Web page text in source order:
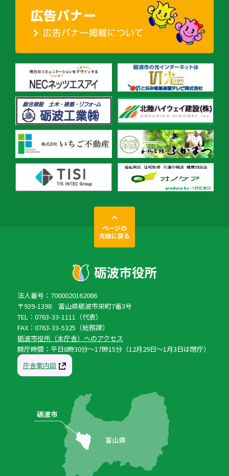
ページの
先頭に戻る
法人番号：7000020162086
〒939-1398 富山県砺波市栄町7番3号
TEL：0763-33-1111（代表）
FAX：0763-33-5325（総務課）
砺波市役所（本庁舎）へのアクセス
開庁時間：平日8時30分〜17時15分（12月29日〜1月3日は閉庁）
庁舎案内図